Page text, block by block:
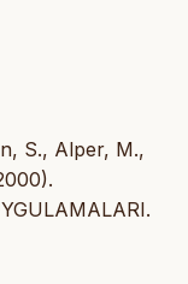
S., Alper, M.,